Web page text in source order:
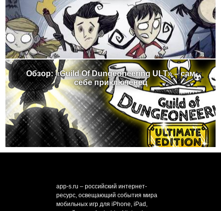
Обзор: «Guild Of Dungeoneering ULT» – сам
себе приключенец
app-s.ru – российский интернет-
ресурс, освещающий события мира
мобильных игр для iPhone, iPad,